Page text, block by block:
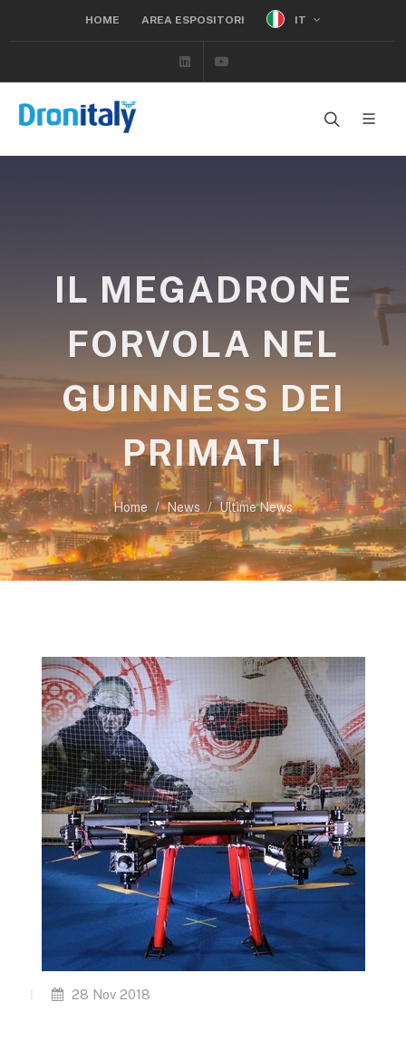
HOME AREA ESPOSITORI IT
Linkedin
IL MEGADRONE
FORVOLA NEL
GUINNESS DEI
PRIMATI
Home News Ultime News
28 Nov 2018